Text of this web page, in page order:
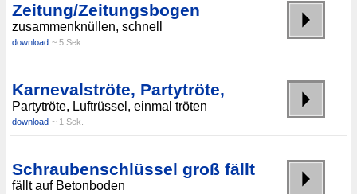
Zeitung/Zeitungsbogen
zusammenknüllen, schnell
download ~ 5 Sek.
Karnevalströte, Partytröte,
Partytröte, Luftrüssel, einmal tröten
download ~ 1 Sek.
Schraubenschlüssel groß fällt
fällt auf Betonboden